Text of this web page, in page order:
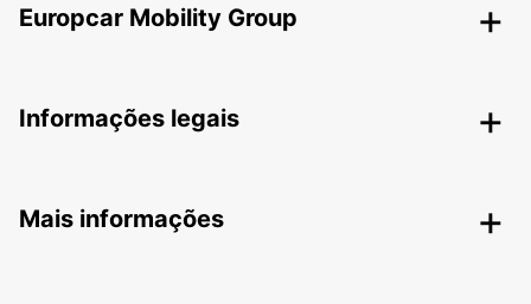
Europcar Mobility Group
Informações legais
Mais informações